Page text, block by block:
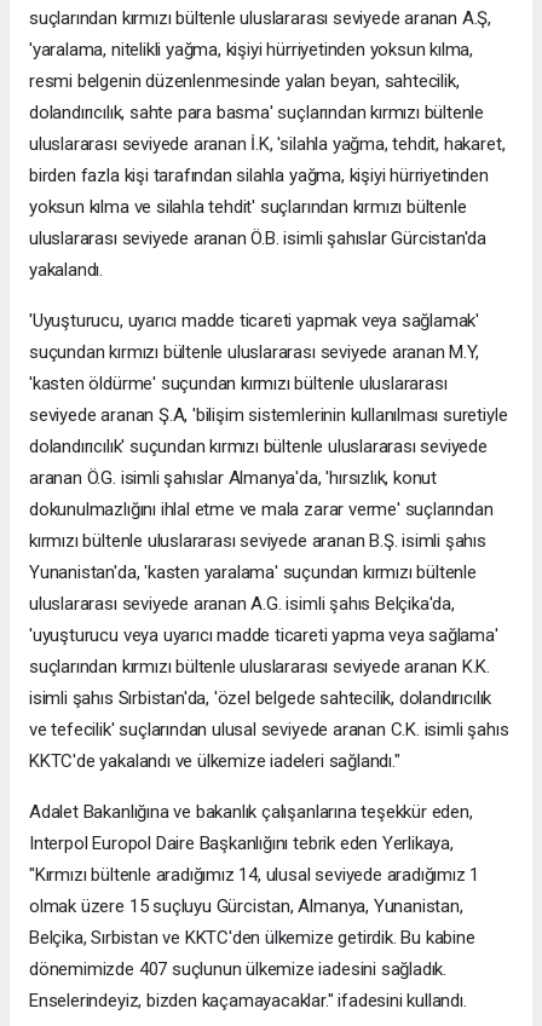
suçlarından kırmızı bültenle uluslararası seviyede aranan A.Ş,
'yaralama, nitelikli yağma, kişiyi hürriyetinden yoksun kılma,
resmi belgenin düzenlenmesinde yalan beyan, sahtecilik,
dolandırıcılık, sahte para basma' suçlarından kırmızı bültenle
uluslararası seviyede aranan İ.K, 'silahla yağma, tehdit, hakaret,
birden fazla kişi tarafından silahla yağma, kişiyi hürriyetinden
yoksun kılma ve silahla tehdit' suçlarından kırmızı bültenle
uluslararası seviyede aranan Ö.B. isimli şahıslar Gürcistan'da
yakalandı.
'Uyuşturucu, uyarıcı madde ticareti yapmak veya sağlamak'
suçundan kırmızı bültenle uluslararası seviyede aranan M.Y,
'kasten öldürme' suçundan kırmızı bültenle uluslararası
seviyede aranan Ş.A, 'bilişim sistemlerinin kullanılması suretiyle
dolandırıcılık' suçundan kırmızı bültenle uluslararası seviyede
aranan Ö.G. isimli şahıslar Almanya'da, 'hırsızlık, konut
dokunulmazlığını ihlal etme ve mala zarar verme' suçlarından
kırmızı bültenle uluslararası seviyede aranan B.Ş. isimli şahıs
Yunanistan'da, 'kasten yaralama' suçundan kırmızı bültenle
uluslararası seviyede aranan A.G. isimli şahıs Belçika'da,
'uyuşturucu veya uyarıcı madde ticareti yapma veya sağlama'
suçlarından kırmızı bültenle uluslararası seviyede aranan K.K.
isimli şahıs Sırbistan'da, 'özel belgede sahtecilik, dolandırıcılık
ve tefecilik' suçlarından ulusal seviyede aranan C.K. isimli şahıs
KKTC'de yakalandı ve ülkemize iadeleri sağlandı."
Adalet Bakanlığına ve bakanlık çalışanlarına teşekkür eden,
Interpol Europol Daire Başkanlığını tebrik eden Yerlikaya,
"Kırmızı bültenle aradığımız 14, ulusal seviyede aradığımız 1
olmak üzere 15 suçluyu Gürcistan, Almanya, Yunanistan,
Belçika, Sırbistan ve KKTC'den ülkemize getirdik. Bu kabine
dönemimizde 407 suçlunun ülkemize iadesini sağladık.
Enselerindeyiz, bizden kaçamayacaklar." ifadesini kullandı.